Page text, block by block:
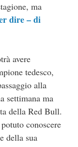
ma
dire – di
avere
tedesco,
alla
settimana ma
della Red Bull.
conoscere
della sua